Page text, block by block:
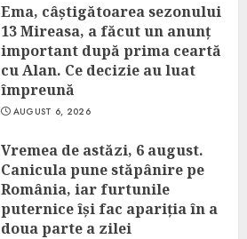
Ema, câștigătoarea sezonului
13 Mireasa, a făcut un anunț
important după prima ceartă
cu Alan. Ce decizie au luat
împreună
AUGUST 6, 2026
Vremea de astăzi, 6 august.
Canicula pune stăpânire pe
România, iar furtunile
puternice își fac apariția în a
doua parte a zilei